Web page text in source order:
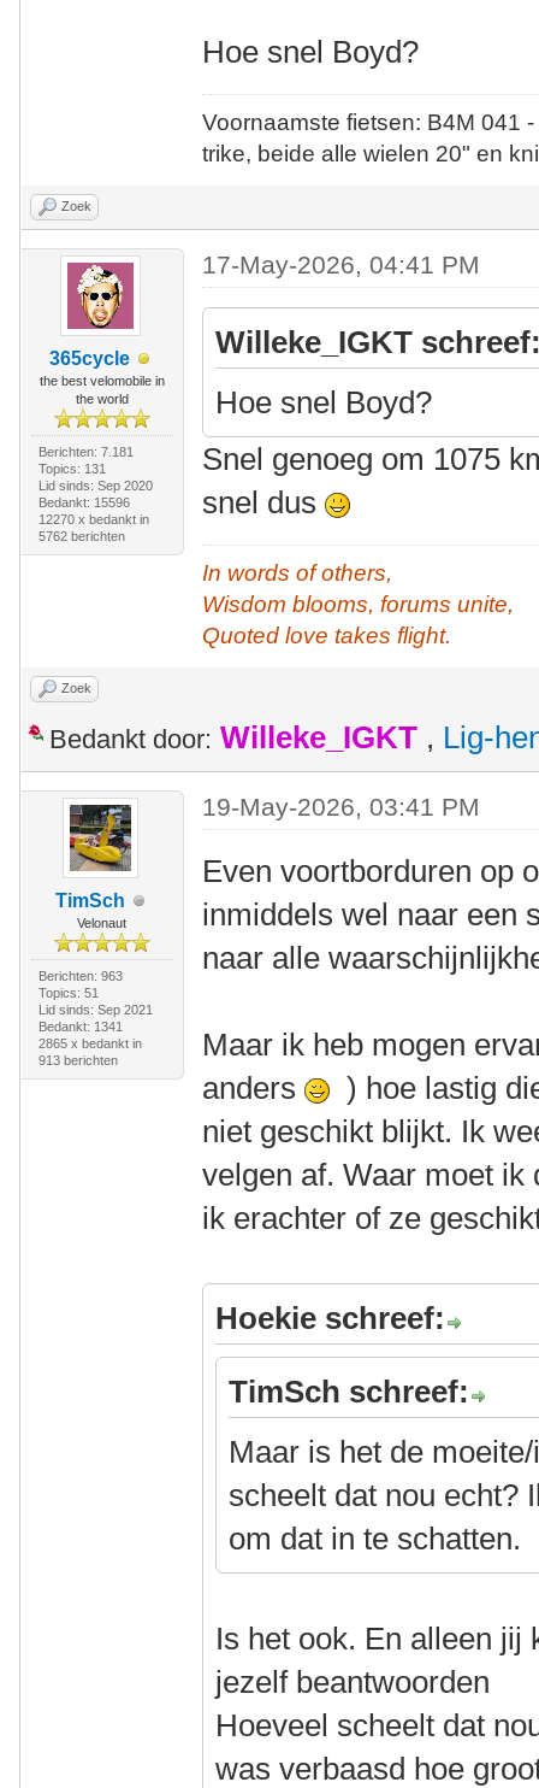
Hoe snel Boyd?
Voornaamste fietsen: B4M
trike, beide alle wielen 20" en
Zoek
365cycle
the best velomobile in
the world
Berichten: 7.181
Topics: 131
Lid sinds: Sep 2020
Bedankt: 15596
12270 x bedankt in
5762 berichten
17-May-2026, 04:41 PM
Willeke_IGKT
Hoe snel Boyd?
Snel genoeg om 1075
snel dus
In words of others,
Wisdom blooms, forums unite,
Quoted love takes flight.
Zoek
Bedankt door: Willeke_IGKT , Lig-
TimSch
Velonaut
Berichten: 963
Topics: 51
Lid sinds: Sep 2021
Bedankt: 1341
2865 x bedankt in
913 berichten
19-May-2026, 03:41 PM
Even voortborduren op
inmiddels wel naar een
naar alle
Maar ik heb mogen
anders
) hoe lastig
niet geschikt blijkt. Ik
velgen af. Waar moet
ik erachter of ze
Hoekie schreef:
TimSch schreef:
Maar is het de
scheelt dat nou echt?
om dat in te schatten.
Is het ook. En alleen jij
jezelf beantwoorden
Hoeveel scheelt dat
was verbaasd hoe